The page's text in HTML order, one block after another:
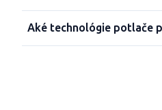
Aké technológie potlače